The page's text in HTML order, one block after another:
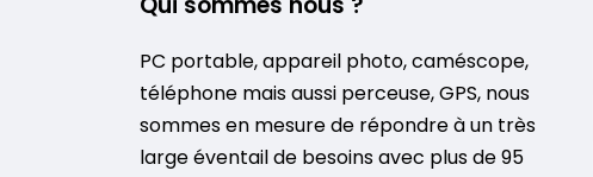
PC portable, appareil photo, caméscope,
téléphone mais aussi perceuse, GPS, nous
sommes en mesure de répondre à un très
large éventail de besoins avec plus de 95